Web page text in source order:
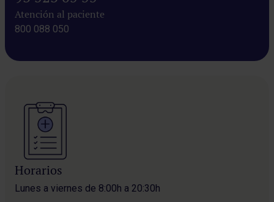
Atención al paciente
800 088 050
Horarios
Lunes a viernes de 8:00h a 20:30h